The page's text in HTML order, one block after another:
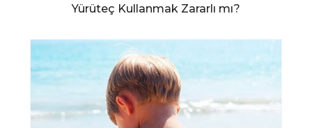
Yürüteç Kullanmak Zararlı mı?